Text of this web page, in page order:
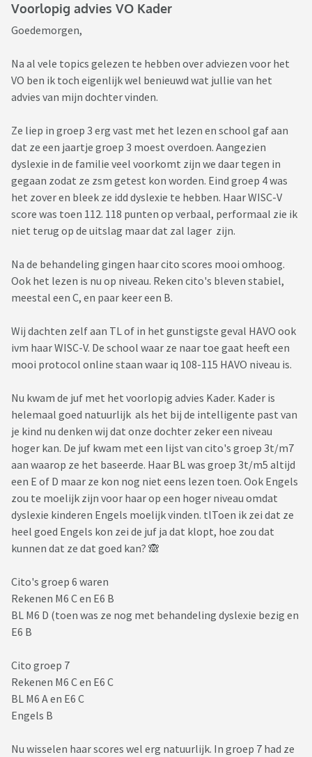
Voorlopig advies VO Kader
Goedemorgen,
Na al vele topics gelezen te hebben over adviezen voor het
VO ben ik toch eigenlijk wel benieuwd wat jullie van het
advies van mijn dochter vinden.
Ze liep in groep 3 erg vast met het lezen en school gaf aan
dat ze een jaartje groep 3 moest overdoen. Aangezien
dyslexie in de familie veel voorkomt zijn we daar tegen in
gegaan zodat ze zsm getest kon worden. Eind groep 4 was
het zover en bleek ze idd dyslexie te hebben. Haar WISC-V
score was toen 112. 118 punten op verbaal, performaal zie ik
niet terug op de uitslag maar dat zal lager zijn.
Na de behandeling gingen haar cito scores mooi omhoog.
Ook het lezen is nu op niveau. Reken cito's bleven stabiel,
meestal een C, en paar keer een B.
Wij dachten zelf aan TL of in het gunstigste geval HAVO ook
ivm haar WISC-V. De school waar ze naar toe gaat heeft een
mooi protocol online staan waar iq 108-115 HAVO niveau is.
Nu kwam de juf met het voorlopig advies Kader. Kader is
helemaal goed natuurlijk als het bij de intelligente past van
je kind nu denken wij dat onze dochter zeker een niveau
hoger kan. De juf kwam met een lijst van cito's groep 3t/m7
aan waarop ze het baseerde. Haar BL was groep 3t/m5 altijd
een E of D maar ze kon nog niet eens lezen toen. Ook Engels
zou te moelijk zijn voor haar op een hoger niveau omdat
dyslexie kinderen Engels moelijk vinden. tlToen ik zei dat ze
heel goed Engels kon zei de juf ja dat klopt, hoe zou dat
kunnen dat ze dat goed kan? 🙈
Cito's groep 6 waren
Rekenen M6 C en E6 B
BL M6 D (toen was ze nog met behandeling dyslexie bezig en
E6 B
Cito groep 7
Rekenen M6 C en E6 C
BL M6 A en E6 C
Engels B
Nu wisselen haar scores wel erg natuurlijk. In groep 7 had ze